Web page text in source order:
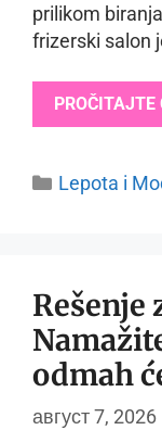
prilikom
frizerski salon
PROČITAJTE
Categories
Lepota i
Rešenje
odmah
август 7, 2026